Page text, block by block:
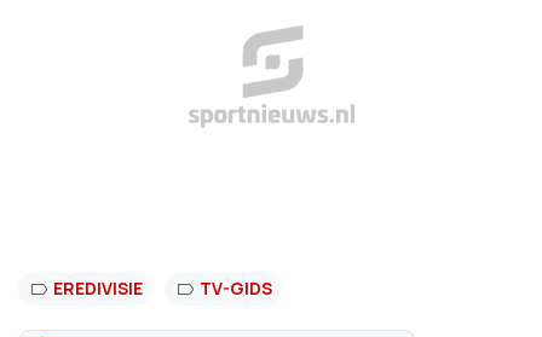
EREDIVISIE TV-GIDS